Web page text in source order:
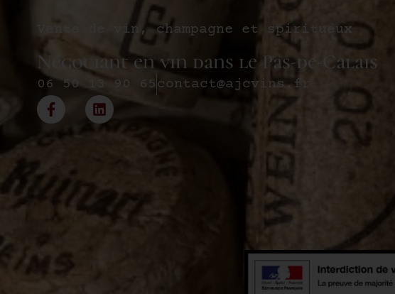
Vente de vin, champagne et spiritueux
Négociant en vin dans le Pas-de-Calais
06 50 13 90 65contact@ajcvins.fr